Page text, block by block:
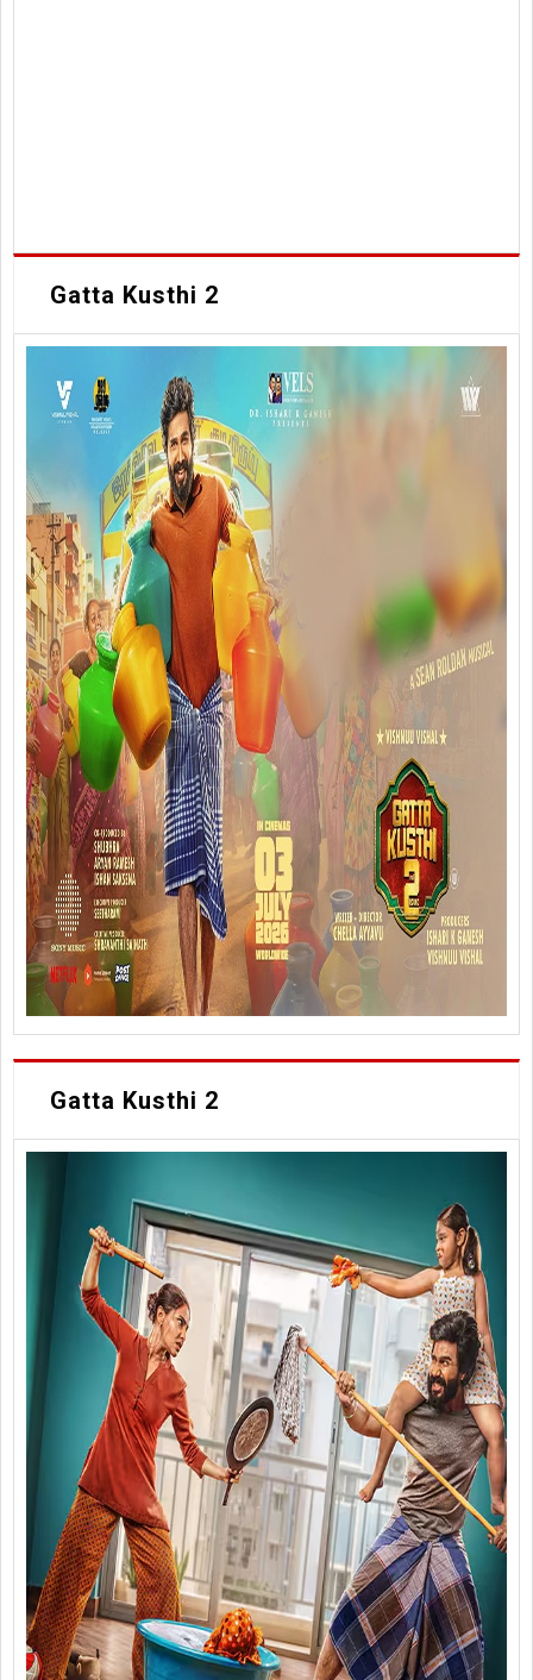
Gatta Kusthi 2
Gatta Kusthi 2